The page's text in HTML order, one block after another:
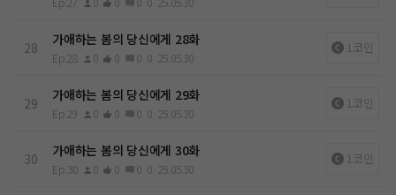
28 가애하는 봄의 당신에게 28화
Ep.28 0 0 0 0 25.05.30
1코인
29 가애하는 봄의 당신에게 29화
Ep.29 0 0 0 0 25.05.30
1코인
30 가애하는 봄의 당신에게 30화
Ep.30 0 0 0 0 25.05.30
1코인